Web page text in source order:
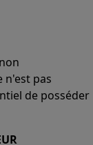
n'est pas
de posséder